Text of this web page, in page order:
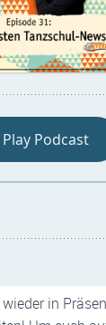
in